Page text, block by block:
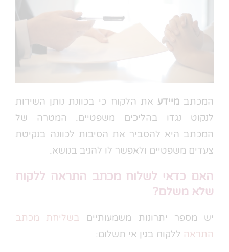
המכתבמיידע את הלקוח כי בכוונת נותן השירות
לנקוט נגדו בהליכים משפטיים. המטרה של
המכתב היא להסביר את הסיבות לכוונה בנקיטת
צעדים משפטיים ולאפשר לו להגיב בנושא.
האם כדאי לשלוח מכתב התראה ללקוח
שלא משלם?
יש מספר יתרונות משמעותיים בשליחת מכתב
התראה ללקוח בגין אי תשלום: